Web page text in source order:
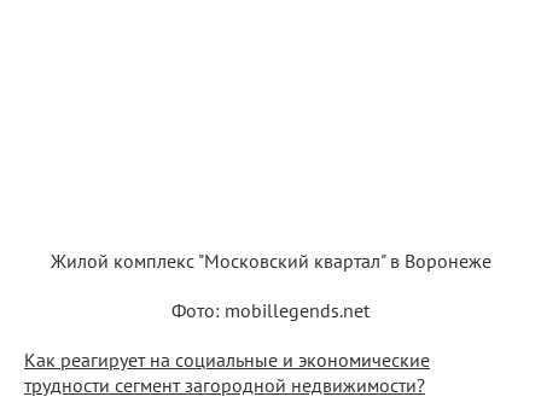
Жилой комплекс "Московский квартал" в Воронеже
Фото: mobillegends.net
Как реагирует на социальные и экономические
трудности сегмент загородной недвижимости?